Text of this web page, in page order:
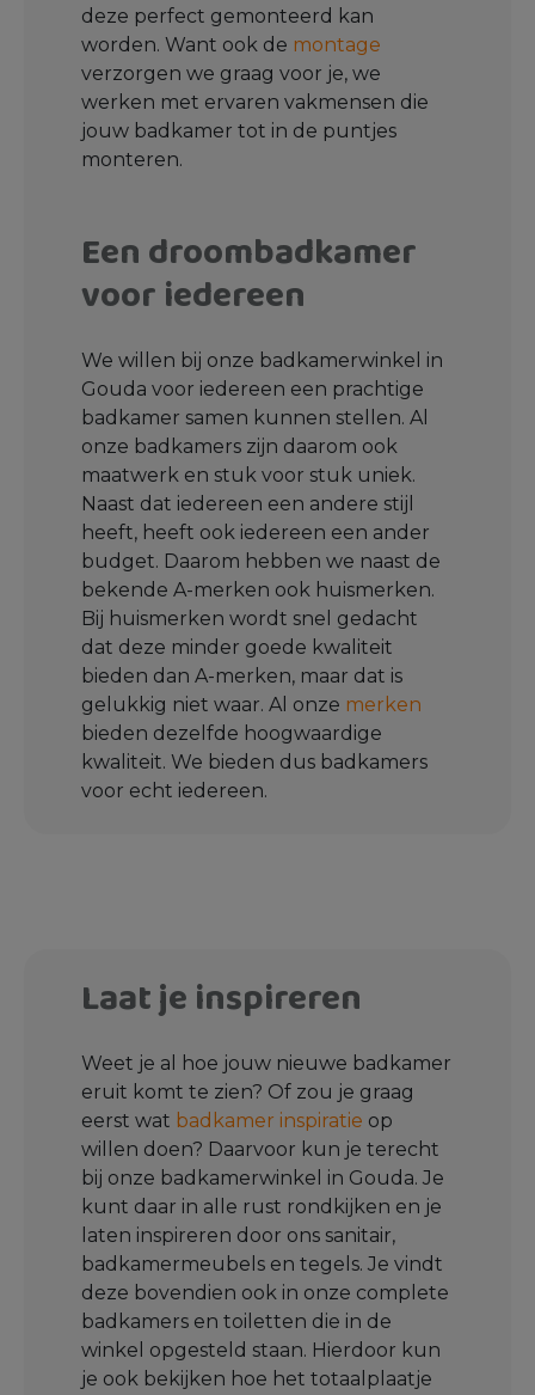
deze perfect gemonteerd kan
worden. Want ook de montage
verzorgen we graag voor je, we
werken met ervaren vakmensen die
jouw badkamer tot in de puntjes
monteren.
Een droombadkamer
voor iedereen
We willen bij onze badkamerwinkel in
Gouda voor iedereen een prachtige
badkamer samen kunnen stellen. Al
onze badkamers zijn daarom ook
maatwerk en stuk voor stuk uniek.
Naast dat iedereen een andere stijl
heeft, heeft ook iedereen een ander
budget. Daarom hebben we naast de
bekende A-merken ook huismerken.
Bij huismerken wordt snel gedacht
dat deze minder goede kwaliteit
bieden dan A-merken, maar dat is
gelukkig niet waar. Al onze merken
bieden dezelfde hoogwaardige
kwaliteit. We bieden dus badkamers
voor echt iedereen.
Laat je inspireren
Weet je al hoe jouw nieuwe badkamer
eruit komt te zien? Of zou je graag
eerst wat badkamer inspiratie op
willen doen? Daarvoor kun je terecht
bij onze badkamerwinkel in Gouda. Je
kunt daar in alle rust rondkijken en je
laten inspireren door ons sanitair,
badkamermeubels en tegels. Je vindt
deze bovendien ook in onze complete
badkamers en toiletten die in de
winkel opgesteld staan. Hierdoor kun
je ook bekijken hoe het totaalplaatje